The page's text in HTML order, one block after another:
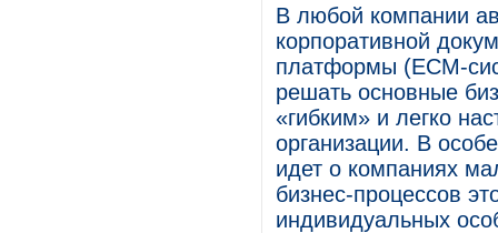
В любой компании
корпоративной
платформы (ECM-
решать основные
«гибким» и легко
организации. В
идет о компаниях
бизнес-процессов
индивидуальных